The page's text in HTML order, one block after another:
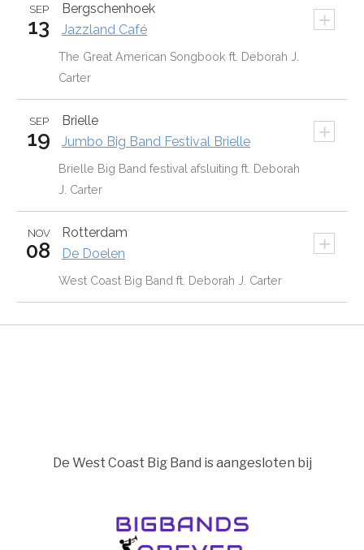
Bergschenhoek +
SEP
13 Jazzland Café
The Great American Songbook ft. Deborah J.
Carter
Brielle +
SEP
19 Jumbo Big Band Festival Brielle
Brielle Big Band festival afsluiting ft. Deborah
J. Carter
Rotterdam +
NOV
08 De Doelen
West Coast Big Band ft. Deborah J. Carter
De West Coast Big Band is aangesloten bij